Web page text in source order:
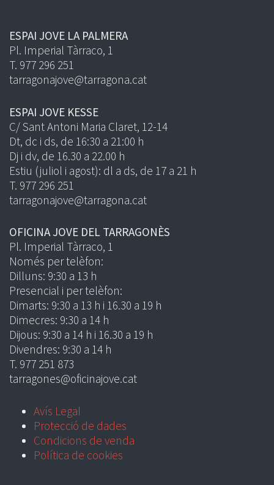
ESPAI JOVE LA PALMERA
Pl. Imperial Tàrraco, 1
T. 977 296 251
tarragonajove@tarragona.cat
ESPAI JOVE KESSE
C/ Sant Antoni Maria Claret, 12-14
Dt, dc i ds, de 16:30 a 21:00 h
Dj i dv, de 16.30 a 22.00 h
Estiu (juliol i agost): dl a ds, de 17 a 21 h
T. 977 296 251
tarragonajove@tarragona.cat
OFICINA JOVE DEL TARRAGONÈS
Pl. Imperial Tàrraco, 1
Només per telèfon:
Dilluns: 9:30 a 13 h
Presencial i per telèfon:
Dimarts: 9:30 a 13 h i 16.30 a 19 h
Dimecres: 9:30 a 14 h
Dijous: 9:30 a 14 h i 16.30 a 19 h
Divendres: 9:30 a 14 h
T. 977 251 873
tarragones@oficinajove.cat
Avís Legal
Protecció de dades
Condicions de venda
Política de cookies